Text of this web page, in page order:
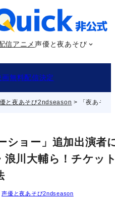
信アニメ声優と夜あそび
無料配信決定
と夜あそび2ndseason > 「夜あそ
ショー」追加出演者
浪川大輔ら！チケッ
声優と夜あそび2ndseason